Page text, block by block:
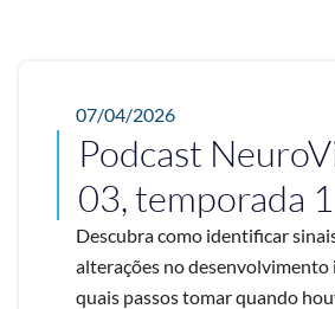
07/04/2026
Podcast
03, temporada 1
Descubra como identificar
alterações no desenvolvimento
quais passos tomar quando